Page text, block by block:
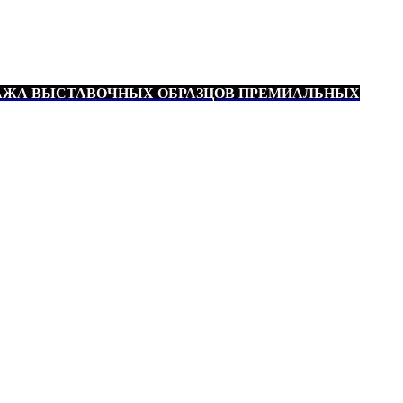
ВЫСТАВОЧНЫХ ОБРАЗЦОВ ПРЕМИАЛЬНЫХ